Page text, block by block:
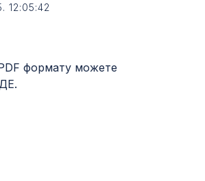
12:05:42
формату можете
.